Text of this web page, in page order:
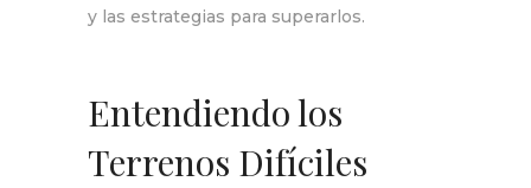
y las estrategias para superarlos.
Entendiendo los
Terrenos Difíciles